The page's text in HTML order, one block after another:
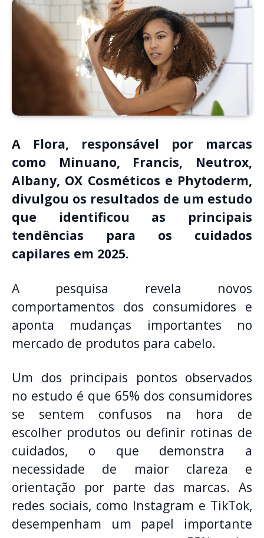
A Flora, responsável por marcas
como Minuano, Francis, Neutrox,
Albany, OX Cosméticos e Phytoderm,
divulgou os resultados de um estudo
que identificou as principais
tendências para os cuidados
capilares em 2025.
A pesquisa revela novos
comportamentos dos consumidores e
aponta mudanças importantes no
mercado de produtos para cabelo.
Um dos principais pontos observados
no estudo é que 65% dos consumidores
se sentem confusos na hora de
escolher produtos ou definir rotinas de
cuidados, o que demonstra a
necessidade de maior clareza e
orientação por parte das marcas. As
redes sociais, como Instagram e TikTok,
desempenham um papel importante